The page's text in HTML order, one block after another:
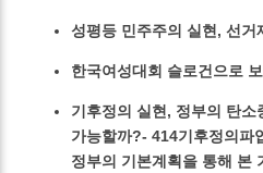
성평등 민주주의 실현, 선거
한국여성대회 슬로건으로
기후정의 실현, 정부의 탄소
가능할까?- 414기후정의파
정부의 기본계획을 통해 본